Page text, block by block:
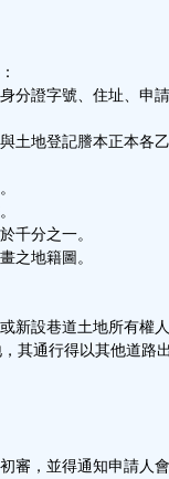
分證字號、住址、申
土地登記謄本正本各
千分之一。
之地籍圖。
新設巷道土地所有權
其通行得以其他道路
審，並得通知申請人